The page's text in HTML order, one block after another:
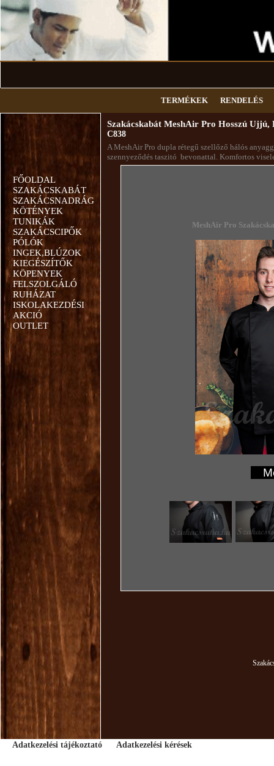
TERMÉKEK RENDELÉS
FŐOLDAL
SZAKÁCSKABÁT
SZAKÁCSNADRÁG
KÖTÉNYEK
TUNIKÁK
SZAKÁCSCIPŐK
PÓLÓK
INGEK,BLÚZOK
KIEGÉSZÍTŐK
KÖPENYEK
FELSZOLGÁLÓ
RUHÁZAT
ISKOLAKEZDÉSI
AKCIÓ
OUTLET
Szakácskabát MeshAir Pro Hosszú Ujjú,
C838
A MeshAir Pro dupla rétegű szellőző hálós
szennyeződés taszitó bevonattal. Komfortos
MeshAir Pro
Adatkezelési tájékoztató Adatkezelési kérések